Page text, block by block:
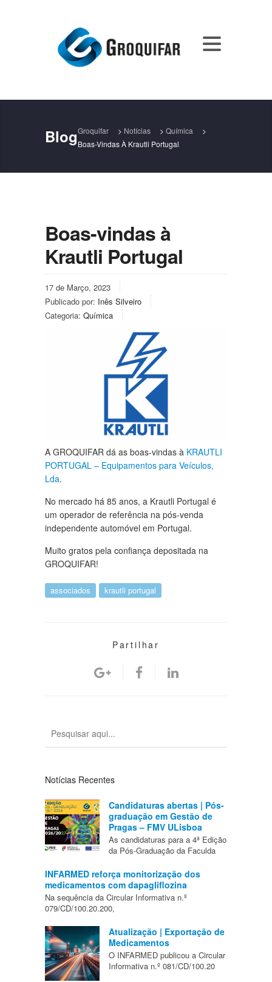
BlogGroquifar > Notícias > Química
>
Boas-Vindas À Krautli Portugal
Boas-vindas à
Krautli Portugal
17 de Março, 2023
Publicado por: Inês Silveiro
Categoria: Química
A GROQUIFAR dá as boas-vindas à KRAUTLI
PORTUGAL – Equipamentos para Veículos,
Lda.
No mercado há 85 anos, a Krautli Portugal é
um operador de referência na pós-venda
independente automóvel em Portugal.
Muito gratos pela confiança depositada na
GROQUIFAR!
associados krautli portugal
Partilhar
Notícias Recentes
Candidaturas abertas | Pós-
graduação em Gestão de
Pragas – FMV ULisboa
As candidaturas para a 4ª Edição
da Pós-Graduação da Faculda
INFARMED reforça monitorização dos
medicamentos com dapagliflozina
Na sequência da Circular Informativa n.º
079/CD/100.20.200,
Atualização | Exportação de
Medicamentos
O INFARMED publicou a Circular
Informativa n.º 081/CD/100.20